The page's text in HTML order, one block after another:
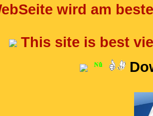
wird am
This site is best